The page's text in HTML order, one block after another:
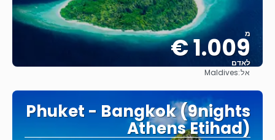
מ
1.009 €
לאדם
אל:Maldives
Phuket - Bangkok (9nights
Athens Etihad)